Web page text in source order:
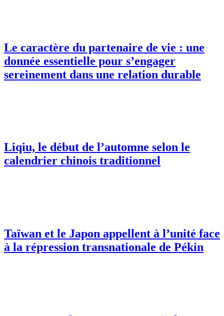
Le caractère du partenaire de vie : une
donnée essentielle pour s’engager
sereinement dans une relation durable
Liqiu, le début de l’automne selon le
calendrier chinois traditionnel
Taïwan et le Japon appellent à l’unité face
à la répression transnationale de Pékin